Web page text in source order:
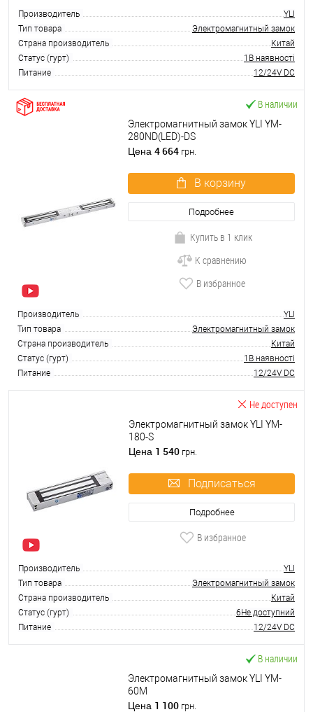
Производитель
YLI
Тип товара
Электромагнитный замок
Страна производитель
Китай
Статус (гурт)
1В наявності
Питание
12/24V DC
В наличии
Электромагнитный замок YLI YM-
280ND(LED)-DS
Цена 4 664 грн.
В корзину
Подробнее
Купить в 1 клик
К сравнению
В избранное
Производитель
YLI
Тип товара
Электромагнитный замок
Страна производитель
Китай
Статус (гурт)
1В наявності
Питание
12/24V DC
Не доступен
Электромагнитный замок YLI YM-
180-S
Цена 1 540 грн.
Подписаться
Подробнее
В избранное
Производитель
YLI
Тип товара
Электромагнитный замок
Страна производитель
Китай
Статус (гурт)
6Не доступний
Питание
12/24V DC
В наличии
Электромагнитный замок YLI YM-
60M
Цена 1 100 грн.